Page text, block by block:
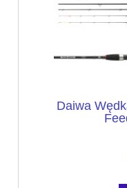
Daiwa